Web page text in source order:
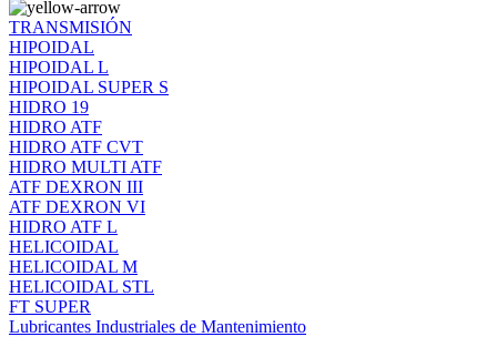
TRANSMISIÓN
HIPOIDAL
HIPOIDAL L
HIPOIDAL SUPER S
HIDRO 19
HIDRO ATF
HIDRO ATF CVT
HIDRO MULTI ATF
ATF DEXRON III
ATF DEXRON VI
HIDRO ATF L
HELICOIDAL
HELICOIDAL M
HELICOIDAL STL
FT SUPER
Lubricantes Industriales de Mantenimiento